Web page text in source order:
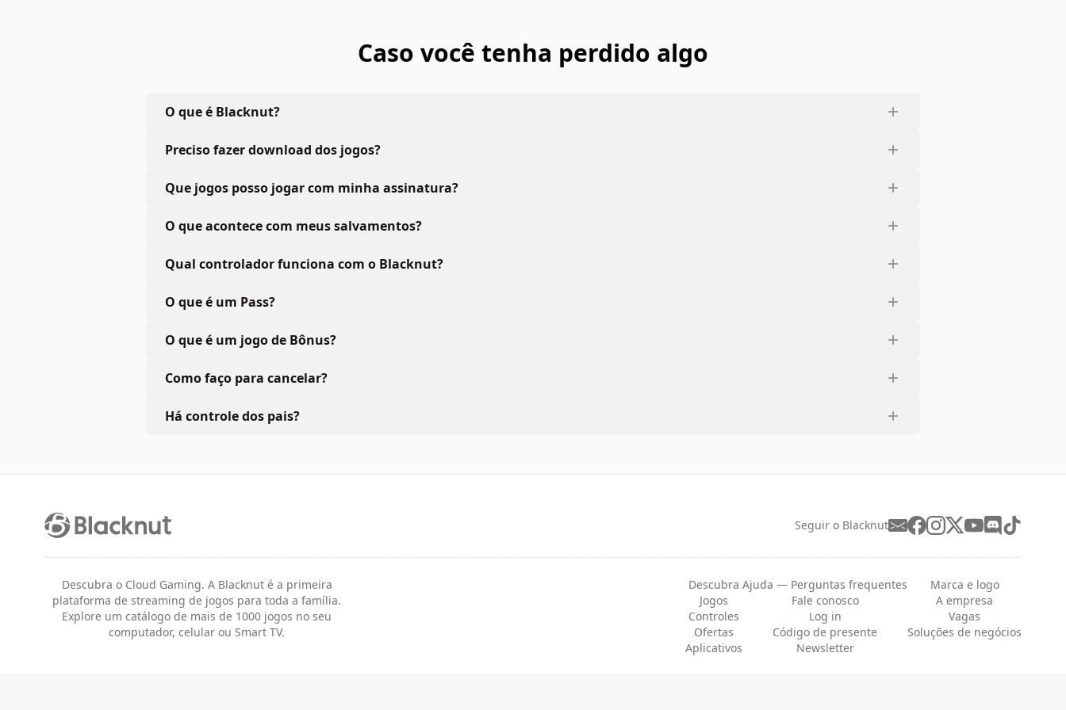
Caso você tenha perdido algo
O que é Blacknut?
Preciso fazer download dos jogos?
Que jogos posso jogar com minha assinatura?
O que acontece com meus salvamentos?
Qual controlador funciona com o Blacknut?
O que é um Pass?
O que é um jogo de Bônus?
Como faço para cancelar?
Há controle dos pais?
Seguir o Blacknut
Descubra o Cloud Gaming. A Blacknut é a primeira
plataforma de streaming de jogos para toda a família.
Explore um catálogo de mais de 1000 jogos no seu
computador, celular ou Smart TV.
Descubra
Jogos
Controles
Ofertas
Aplicativos
Ajuda — Perguntas frequentes
Fale conosco
Log in
Código de presente
Newsletter
Marca e logo
A empresa
Vagas
Soluções de negócios